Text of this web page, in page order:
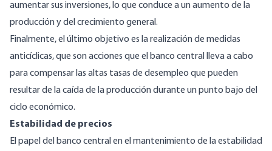
aumentar sus inversiones, lo que conduce a un aumento de la
producción y del crecimiento general.
Finalmente, el último objetivo es la realización de medidas
anticíclicas, que son acciones que el banco central lleva a cabo
para compensar las altas tasas de desempleo que pueden
resultar de la caída de la producción durante unpunto bajo del
ciclo económico.
Estabilidad de precios
El papel del banco central en el mantenimiento de la estabilidad